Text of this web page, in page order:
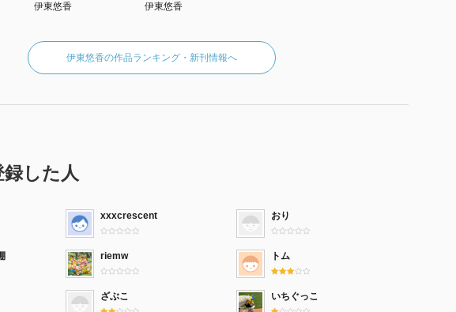
伊東悠香
伊東悠香
伊東悠香の作品ランキング・新刊情報へ
した人
xxxcrescent おり
riemw トム
ざぶこ いちぐっこ